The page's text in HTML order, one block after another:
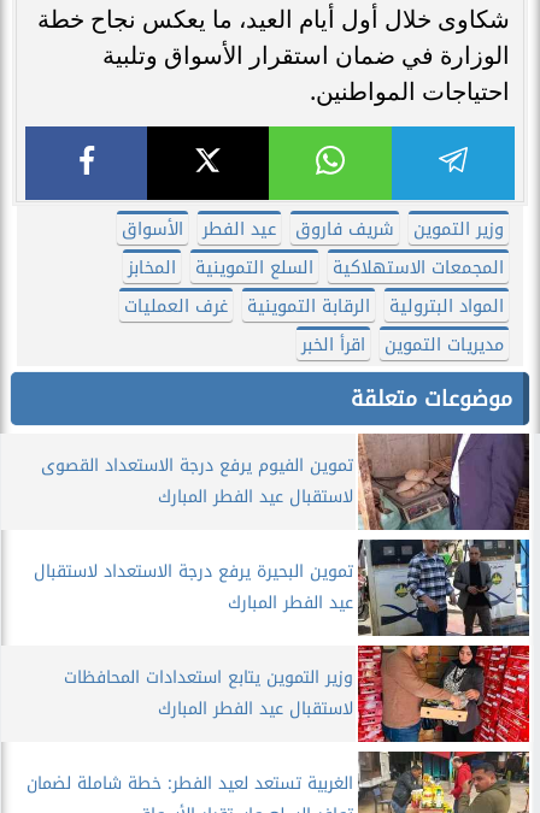
شكاوى خلال أول أيام العيد، ما يعكس نجاح خطة
الوزارة في ضمان استقرار الأسواق وتلبية
احتياجات المواطنين.
وزير التموين شريف فاروق عيد الفطر
الأسواق
المجمعات الاستهلاكية
السلع التموينية
المخابز
المواد البترولية
الرقابة التموينية
غرف العمليات
مديريات التموين
اقرأ الخبر
موضوعات متعلقة
تموين الفيوم يرفع درجة الاستعداد القصوى
لاستقبال عيد الفطر المبارك
تموين البحيرة يرفع درجة الاستعداد لاستقبال
عيد الفطر المبارك
وزير التموين يتابع استعدادات المحافظات
لاستقبال عيد الفطر المبارك
الغربية تستعد لعيد الفطر: خطة شاملة لضمان